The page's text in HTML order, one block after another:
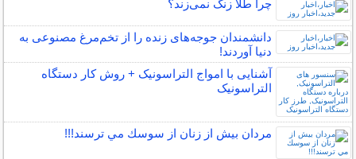
چرا طلا زنگ نمی‌زند؟
دانشمندان جوجه‌های زنده را از تخم‌مرغ مصنوعی به
دنیا آوردند!
آشنایی با امواج التراسونیک + روش کار دستگاه
التراسونیک
مردان بيش از زنان از سوسك مي ترسند!!!